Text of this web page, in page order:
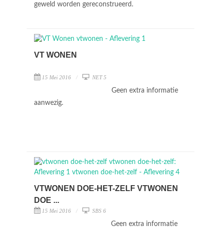
geweld worden gereconstrueerd.
VT WONEN
15 Mei 2016 NET 5
Geen extra informatie
aanwezig.
VTWONEN DOE-HET-ZELF VTWONEN
DOE ...
15 Mei 2016 SBS 6
Geen extra informatie